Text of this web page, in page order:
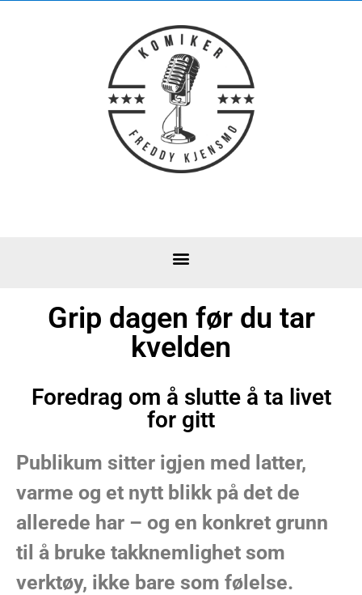
Grip dagen før du tar
kvelden
Foredrag om å slutte å ta livet
for gitt
Publikum sitter igjen med latter,
varme og et nytt blikk på det de
allerede har – og en konkret grunn
til å bruke takknemlighet som
verktøy, ikke bare som følelse.